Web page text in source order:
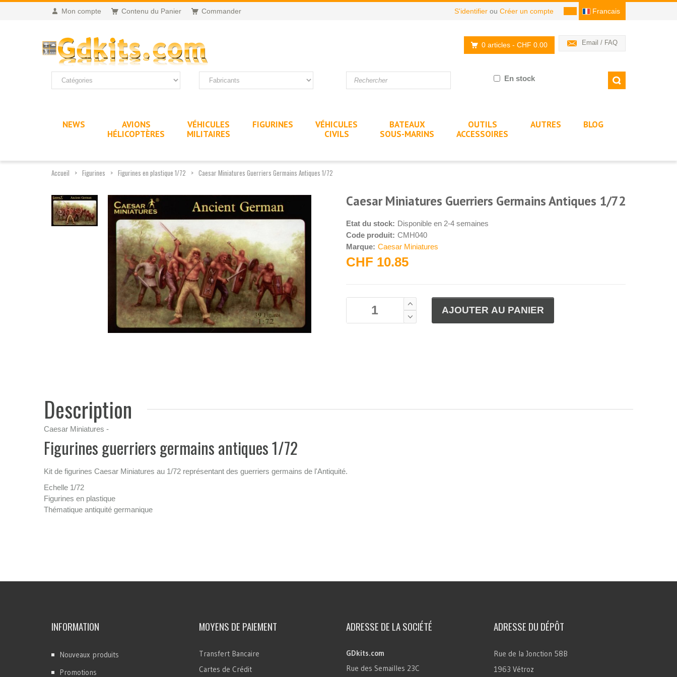
Mon compte Contenu du Panier Commander Francais
S'identifier ou Créer un compte
Email / FAQ
0 articles - CHF 0.00
En stock
NEWS
AVIONS
HÉLICOPTÈRES
VÉHICULES
MILITAIRES
FIGURINES
VÉHICULES
CIVILS
BATEAUX
SOUS-MARINS
OUTILS
ACCESSOIRES
AUTRES BLOG
Accueil Figurines Figurines en plastique 1/72 Caesar Miniatures Guerriers Germains Antiques 1/72
Caesar Miniatures Guerriers Germains Antiques 1/72
Etat du stock: Disponible en 2-4 semaines
Code produit: CMH040
Marque: Caesar Miniatures
CHF 10.85
Description
Caesar Miniatures -
Figurines guerriers germains antiques 1/72
Kit de figurines Caesar Miniatures au 1/72 représentant des guerriers germains de l'Antiquité.
Echelle 1/72
Figurines en plastique
Thématique antiquité germanique
INFORMATION
Nouveaux produits
Promotions
MOYENS DE PAIEMENT
Transfert Bancaire
Cartes de Crédit
ADRESSE DE LA SOCIÉTÉ
GDkits.com
Rue des Semailles 23C
ADRESSE DU DÉPÔT
Rue de la Jonction 58B
1963 Vétroz